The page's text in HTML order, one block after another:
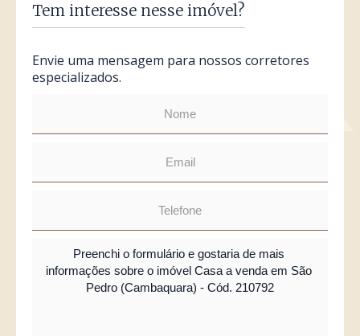
Tem interesse nesse imóvel?
Envie uma mensagem para nossos corretores
especializados.